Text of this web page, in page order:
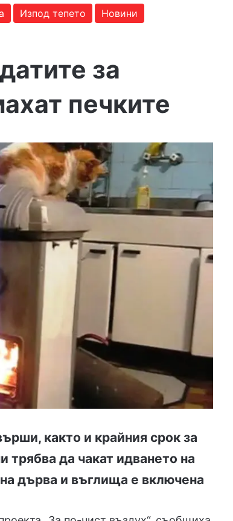
Изпод тепето
Новини
за
печките
както и крайния срок за
трябва да чакат идването на
дърва и въглища е включена